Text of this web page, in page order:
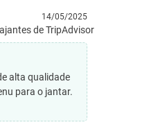
14/05/2025
alta qualidade
para o jantar.